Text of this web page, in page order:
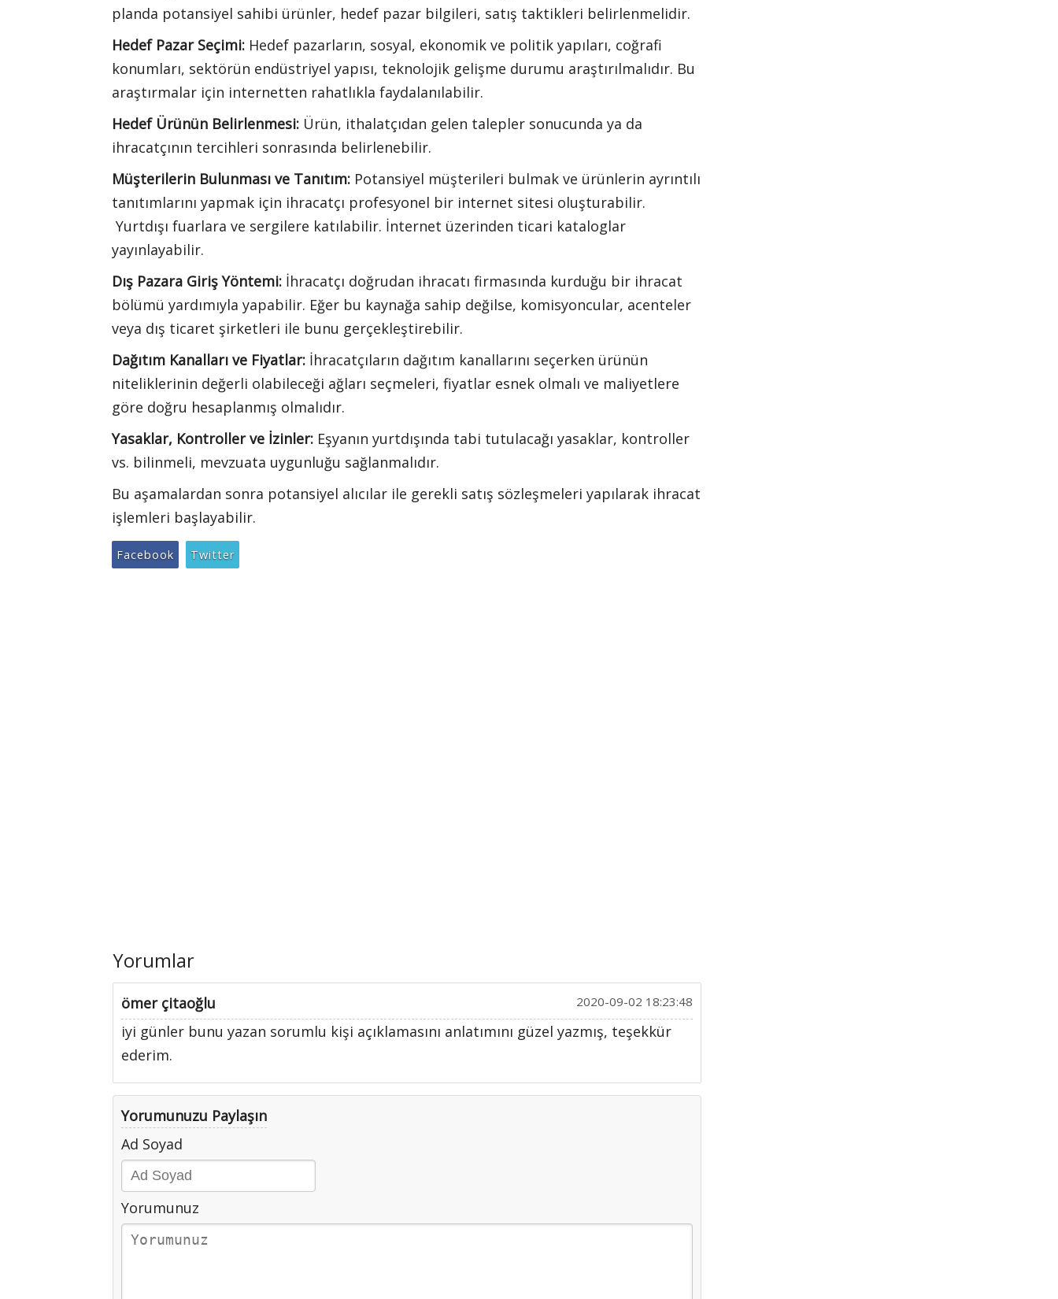
planda potansiyel sahibi ürünler, hedef pazar bilgileri, satış taktikleri belirlenmelidir.
Hedef Pazar Seçimi: Hedef pazarların, sosyal, ekonomik ve politik yapıları, coğrafi
konumları, sektörün endüstriyel yapısı, teknolojik gelişme durumu araştırılmalıdır. Bu
araştırmalar için internetten rahatlıkla faydalanılabilir.
Hedef Ürünün Belirlenmesi: Ürün, ithalatçıdan gelen talepler sonucunda ya da
ihracatçının tercihleri sonrasında belirlenebilir.
Müşterilerin Bulunması ve Tanıtım: Potansiyel müşterileri bulmak ve ürünlerin ayrıntılı
tanıtımlarını yapmak için ihracatçı profesyonel bir internet sitesi oluşturabilir.
Yurtdışı fuarlara ve sergilere katılabilir. İnternet üzerinden ticari kataloglar
yayınlayabilir.
Dış Pazara Giriş Yöntemi: İhracatçı doğrudan ihracatı firmasında kurduğu bir ihracat
bölümü yardımıyla yapabilir. Eğer bu kaynağa sahip değilse, komisyoncular, acenteler
veya dış ticaret şirketleri ile bunu gerçekleştirebilir.
Dağıtım Kanalları ve Fiyatlar: İhracatçıların dağıtım kanallarını seçerken ürünün
niteliklerinin değerli olabileceği ağları seçmeleri, fiyatlar esnek olmalı ve maliyetlere
göre doğru hesaplanmış olmalıdır.
Yasaklar, Kontroller ve İzinler: Eşyanın yurtdışında tabi tutulacağı yasaklar, kontroller
vs. bilinmeli, mevzuata uygunluğu sağlanmalıdır.
Bu aşamalardan sonra potansiyel alıcılar ile gerekli satış sözleşmeleri yapılarak ihracat
işlemleri başlayabilir.
Facebook Twitter
Yorumlar
ömer çitaoğlu 2020-09-02 18:23:48
iyi günler bunu yazan sorumlu kişi açıklamasını anlatımını güzel yazmış, teşekkür
ederim.
Yorumunuzu Paylaşın
Ad Soyad
Yorumunuz